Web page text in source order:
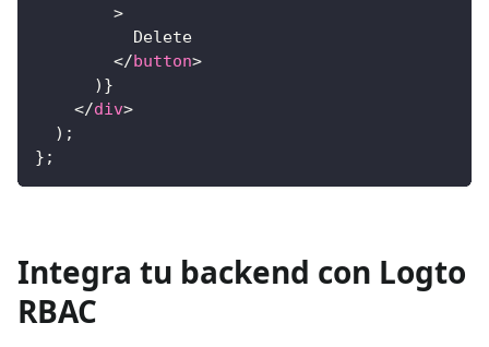
>
          Delete
</button>
) }
</div>
) ;
} ;
Integra tu backend con Logto
RBAC